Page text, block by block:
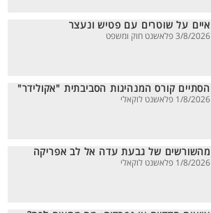
איים על שוטרים עם פטיש ונעצר
3/8/2026 פלאשנט חוק ומשפט
הסתיים קורס המנהיגות הסביבתית "אקולידר"
1/8/2026 פלאשנט לוקאלי
מהשורשים של גבעת עדה אל לב אפריקה
1/8/2026 פלאשנט לוקאלי